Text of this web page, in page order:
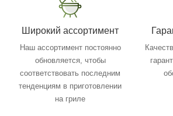
Широкий ассортимент
Наш ассортимент постоянно
обновляется, чтобы
соответствовать последним
тенденциям в приготовлении
на гриле